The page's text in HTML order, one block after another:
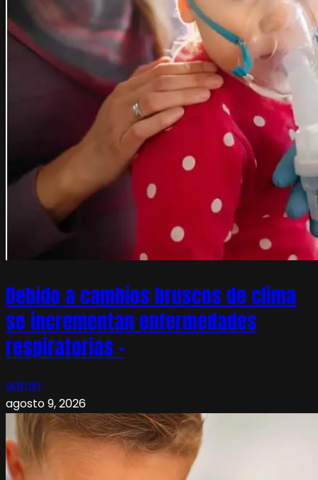
Debido a cambios bruscos de clima
se incrementan enfermedades
respiratorias –
admin
agosto 9, 2026